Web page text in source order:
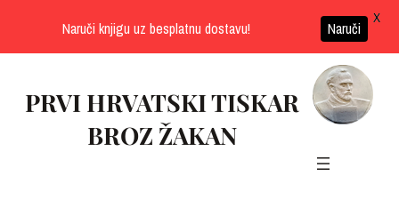
sadržaja
PRVI HRVATSKI TISKAR
BROZ ŽAKAN
Naruči knjigu uz besplatnu dostavu! Naruči
X